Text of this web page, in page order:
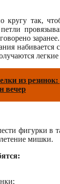
кругу так,
из
вечер
фигурки в
мишки.